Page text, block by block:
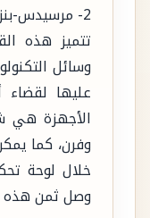
2- مرسيدس-بنز الجديدة فيتو
تتميز هذه
وسائل
عليها
الأجهزة هي
وفرن، كما
خلال لوحة
وصل ثمن هذه